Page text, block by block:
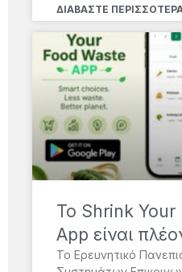
ΔΙΑΒΆΣΤΕ
Το Shrink Your
App είναι
Το Ερευνητικό